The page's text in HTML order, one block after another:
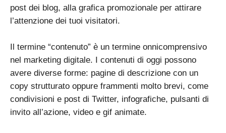
post dei blog, alla grafica promozionale per attirare
l’attenzione dei tuoi visitatori.
Il termine “contenuto” è un termine onnicomprensivo
nel marketing digitale. I contenuti di oggi possono
avere diverse forme: pagine di descrizione con un
copy strutturato oppure frammenti molto brevi, come
condivisioni e post di Twitter, infografiche, pulsanti di
invito all’azione, video e gif animate.